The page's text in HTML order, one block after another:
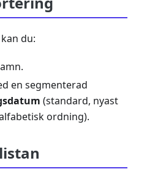
du:
en segmenterad
(standard, nyast
ordning).